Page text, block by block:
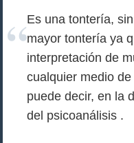
Es una tontería,
mayor tontería ya
interpretación de
cualquier medio
puede decir, en la
del psicoanálisis .